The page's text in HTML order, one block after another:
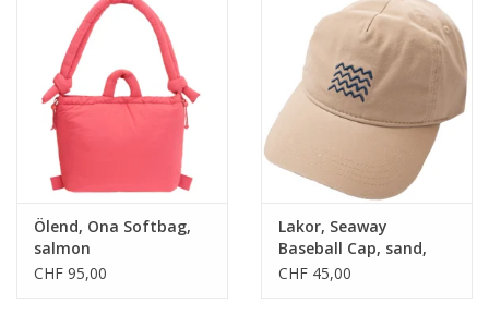
Ölend, Ona Softbag,
salmon
CHF 95,00
Lakor, Seaway
Baseball Cap, sand,
one size
CHF 45,00